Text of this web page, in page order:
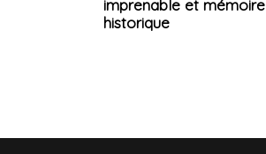
imprenable et mémoire
historique